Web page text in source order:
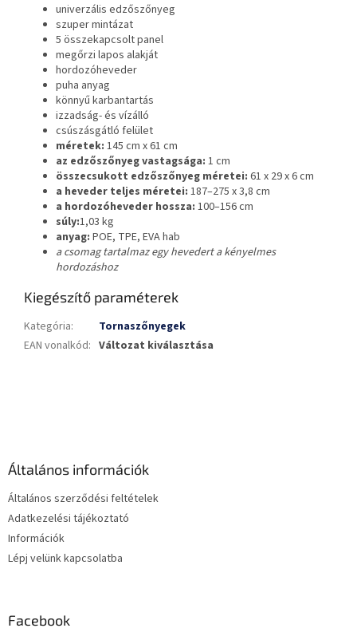
univerzális edzőszőnyeg
szuper mintázat
5 összekapcsolt panel
megőrzi lapos alakját
hordozóheveder
puha anyag
könnyű karbantartás
izzadság- és vízálló
csúszásgátló felület
méretek: 145 cm x 61 cm
az edzőszőnyeg vastagsága: 1 cm
összecsukott edzőszőnyeg méretei: 61 x 29 x 6 cm
a heveder teljes méretei: 187–275 x 3,8 cm
a hordozóheveder hossza: 100–156 cm
súly:1,03 kg
anyag: POE, TPE, EVA hab
a csomag tartalmaz egy hevedert a kényelmes
hordozáshoz
Kiegészítő paraméterek
Kategória:
Tornaszőnyegek
EAN vonalkód: Változat kiválasztása
Általános információk
Általános szerződési feltételek
Adatkezelési tájékoztató
Információk
Lépj velünk kapcsolatba
Facebook